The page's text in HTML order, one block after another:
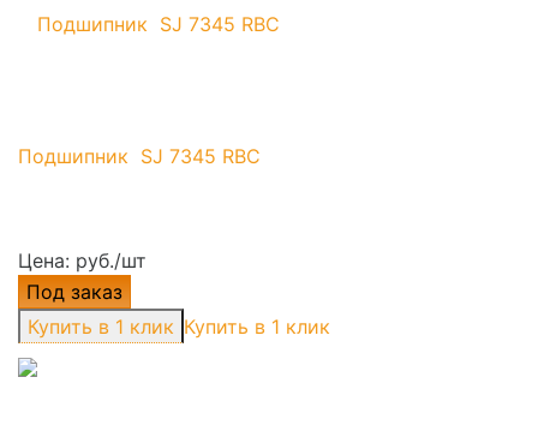
Подшипник SJ 7345 RBC
Цена: руб./шт
Под заказ
Купить в 1 клик